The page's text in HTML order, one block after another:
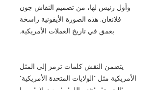
وأول رئيس لها، من تصميم النقاش جون
فلانغان. هذه الصورة الأيقونية راسخة
بعمق في تاريخ العملات الأمريكية.
يتضمن النقش كلمات ترمز إلى المثل
الأمريكية مثل "الولايات المتحدة الأمريكية"